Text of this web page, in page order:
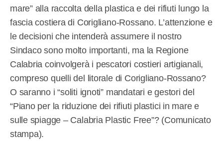
mare” alla raccolta della plastica e dei rifiuti lungo la
fascia costiera di Corigliano-Rossano. L’attenzione e
le decisioni che intenderà assumere il nostro
Sindaco sono molto importanti, ma la Regione
Calabria coinvolgerà i pescatori costieri artigianali,
compreso quelli del litorale di Corigliano-Rossano?
O saranno i “soliti ignoti” mandatari e gestori del
“Piano per la riduzione dei rifiuti plastici in mare e
sulle spiagge – Calabria Plastic Free”? (Comunicato
stampa).